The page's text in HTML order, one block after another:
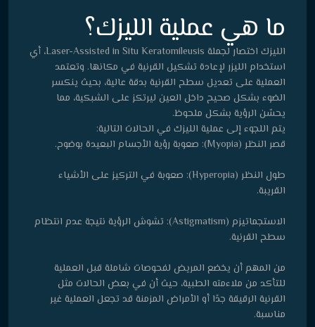
ما هي عملية الليزك؟
الليزك اختصار لجملة Laser-Assisted in Situ Keratomileusis، أي
استخدام الليزر لإعادة تشكيل القرنية في مكانها. وتعتمد
العملية على تعديل سطح القرنية بدقة عالية، بحيث ينكسر
الضوء بشكل صحيح داخل العين ليرتكز على الشبكية، مما
يحسّن الرؤية بشكل ملحوظ.
يتم اللجوء إلى عملية الليزك في الحالات التالية:
قصر النظر (Myopia): صعوبة رؤية الأجسام البعيدة بوضوح.
طول النظر (Hyperopia): صعوبة في التركيز على الأشياء
القريبة.
الاستجماتيزم (Astigmatism): تشوش الرؤية نتيجة عدم انتظام
سطح القرنية.
من المهم أن يخضع المريض لفحوصات شاملة قبل العملية
للتأكد من ملاءمته الطبية، حيث أن في بعض الحالات مثل
القرنية الرقيقة جدًا أو الأمراض المزمنة قد تجعل العملية غير
مناسبة.